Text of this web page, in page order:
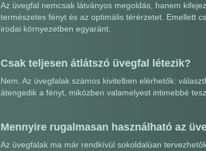
Az üvegfal nemcsak látványos megoldás, hanem
természetes fényt és az optimális térérzetet. Emellett
irodai környezetben egyaránt.
Csak teljesen átlátszó üvegfal létezik?
Nem. Az üvegfalak számos kivitelben elérhetők:
átengedik a fényt, miközben valamelyest intimebbé
Mennyire rugalmasan használható az
Az üvegfalak ma már rendkívül sokoldalúan